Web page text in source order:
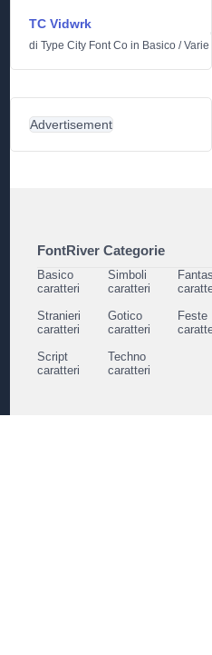
TC Vidwrk
di Type City Font Co in Basico /Varie
Advertisement
FontRiver Categorie
Basico
caratteri
Simboli
caratteri
Stranieri
caratteri
Gotico
caratteri
Feste
Script
caratteri
Techno
caratteri